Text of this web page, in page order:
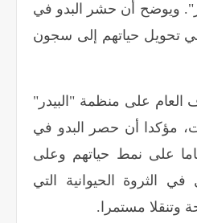
ويوضح أن حشر البدو في
تحويل حياتهم إلى سجون
على منظمة "البيدر"
مؤكدا أن حصر البدو في
على نمط حياتهم وعلى
الثروة الحيوانية التي
وتنقلا مستمرا.